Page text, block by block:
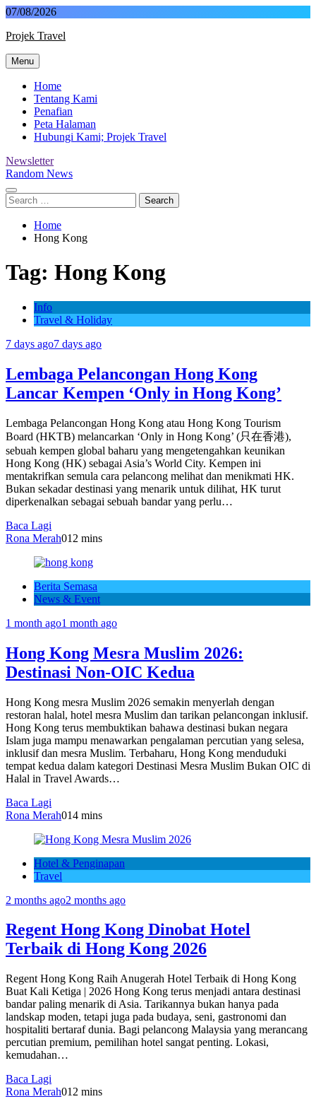
Skip
content
07/08/2026
Projek Travel
Malaysia Travel Portal
Menu
Home
Tentang Kami
Penafian
Peta Halaman
Hubungi Kami; Projek Travel
Newsletter
Random News
Search
for:
Home
Hong Kong
Tag: Hong Kong
Info
Travel & Holiday
7 days ago7 days ago
Lembaga Pelancongan Hong Kong
Lancar Kempen ‘Only in Hong Kong’
Lembaga Pelancongan Hong Kong atau Hong Kong Tourism
Board (HKTB) melancarkan ‘Only in Hong Kong’ (只在香港),
sebuah kempen global baharu yang mengetengahkan keunikan
Hong Kong (HK) sebagai Asia’s World City. Kempen ini
mentakrifkan semula cara pelancong melihat dan menikmati HK.
Bukan sekadar destinasi yang menarik untuk dilihat, HK turut
diperkenalkan sebagai sebuah bandar yang perlu…
Baca Lagi
Rona Merah012 mins
Berita Semasa
News & Event
1 month ago1 month ago
Hong Kong Mesra Muslim 2026:
Destinasi Non-OIC Kedua
Hong Kong mesra Muslim 2026 semakin menyerlah dengan
restoran halal, hotel mesra Muslim dan tarikan pelancongan inklusif.
Hong Kong terus membuktikan bahawa destinasi bukan negara
Islam juga mampu menawarkan pengalaman percutian yang selesa,
inklusif dan mesra Muslim. Terbaharu, Hong Kong menduduki
tempat kedua dalam kategori Destinasi Mesra Muslim Bukan OIC di
Halal in Travel Awards…
Baca Lagi
Rona Merah014 mins
Hotel & Penginapan
Travel
2 months ago2 months ago
Regent Hong Kong Dinobat Hotel
Terbaik di Hong Kong 2026
Regent Hong Kong Raih Anugerah Hotel Terbaik di Hong Kong
Buat Kali Ketiga | 2026 Hong Kong terus menjadi antara destinasi
bandar paling menarik di Asia. Tarikannya bukan hanya pada
landskap moden, tetapi juga pada budaya, seni, gastronomi dan
hospitaliti bertaraf dunia. Bagi pelancong Malaysia yang merancang
percutian premium, pemilihan hotel sangat penting. Lokasi,
kemudahan…
Baca Lagi
Rona Merah012 mins